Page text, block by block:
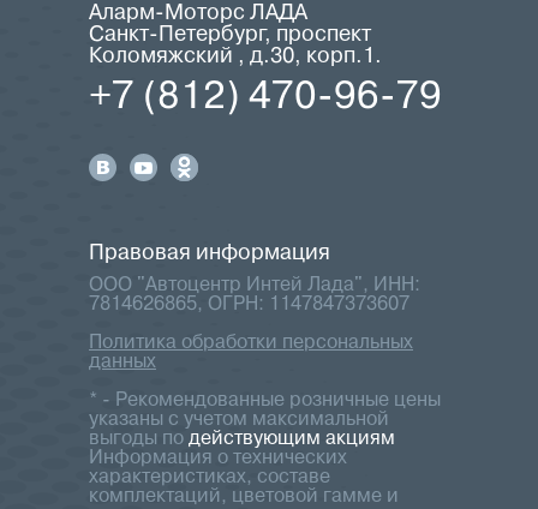
Аларм-Моторс ЛАДА
Санкт-Петербург, проспект
Коломяжский , д.30, корп.1.
+7 (812) 470-96-79
Правовая информация
ООО "Автоцентр Интей Лада", ИНН:
7814626865, ОГРН: 1147847373607
Политика обработки персональных
данных
* - Рекомендованные розничные цены
указаны с учетом максимальной
выгоды по действующим акциям
Информация о технических
характеристиках, составе
комплектаций, цветовой гамме и